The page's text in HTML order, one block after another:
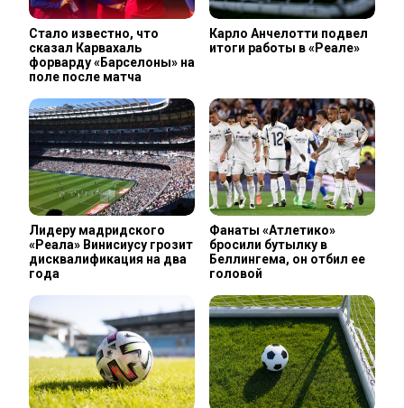
Стало известно, что
сказал Карвахаль
форварду «Барселоны» на
поле после матча
Карло Анчелотти подвел
итоги работы в «Реале»
Лидеру мадридского
«Реала» Винисиусу грозит
дисквалификация на два
года
Фанаты «Атлетико»
бросили бутылку в
Беллингема, он отбил ее
головой